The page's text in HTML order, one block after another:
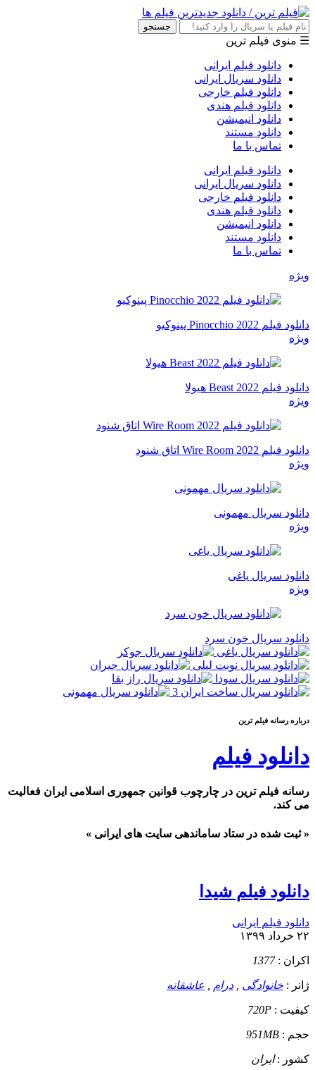
جستجو
☰ منوی فیلم ترین
دانلود فیلم ایرانی
دانلود سریال ایرانی
دانلود فیلم خارجی
دانلود فیلم هندی
دانلود انیمیشن
دانلود مستند
تماس با ما
دانلود فیلم ایرانی
دانلود سریال ایرانی
دانلود فیلم خارجی
دانلود فیلم هندی
دانلود انیمیشن
دانلود مستند
تماس با ما
ویژه
دانلود فیلم Pinocchio 2022 پینوکیو
ویژه
دانلود فیلم Beast 2022 هیولا
ویژه
دانلود فیلم Wire Room 2022 اتاق شنود
ویژه
دانلود سریال مهمونی
ویژه
دانلود سریال یاغی
ویژه
دانلود سریال خون سرد
درباره رسانه فيلم ترين
دانلود فیلم
رسانه فیلم ترین در چارچوب قوانین جمهوری اسلامی ایران فعالیت
می کند.
« ثبت شده در ستاد ساماندهی سایت های ایرانی »
دانلود فیلم شیدا
دانلود فیلم ایرانی
۲۲ خرداد ۱۳۹۹
اکران :1377
ژانر : خانوادگی درام عاشقانه
کيفيت : 720P
حجم : 951MB
کشور :ایران